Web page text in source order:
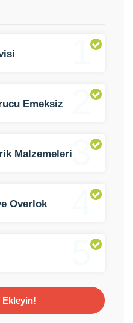
1
2
Emeksiz
3
Malzemeleri
4
Overlok
5
Ekleyin!